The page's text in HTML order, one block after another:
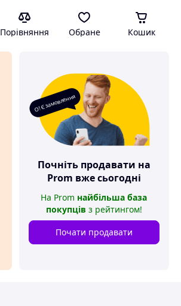
Порівняння Обране Кошик
О! Є замовлення
Почніть продавати на
Prom вже сьогодні
На Prom найбільша база
покупців з рейтингом!
Почати продавати